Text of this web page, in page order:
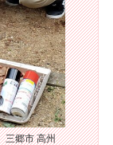
三郷市 高州